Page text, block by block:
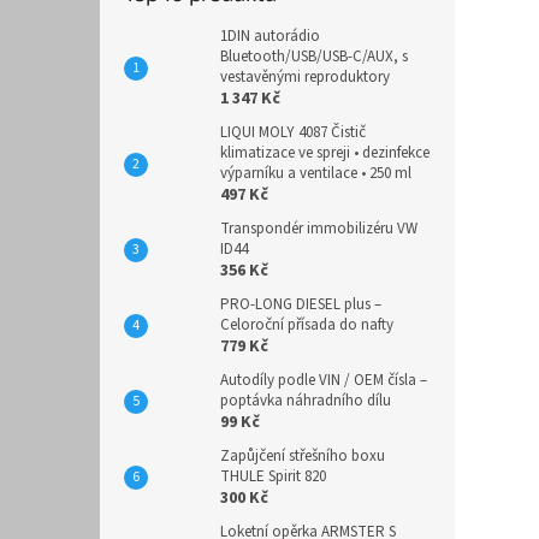
1DIN autorádio
Bluetooth/USB/USB-C/AUX, s
vestavěnými reproduktory
1 347 Kč
LIQUI MOLY 4087 Čistič
klimatizace ve spreji • dezinfekce
výparníku a ventilace • 250 ml
497 Kč
Transpondér immobilizéru VW
ID44
356 Kč
PRO-LONG DIESEL plus –
Celoroční přísada do nafty
779 Kč
Autodíly podle VIN / OEM čísla –
poptávka náhradního dílu
99 Kč
Zapůjčení střešního boxu
THULE Spirit 820
300 Kč
Loketní opěrka ARMSTER S